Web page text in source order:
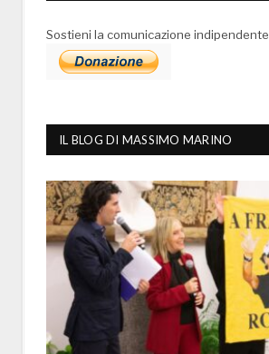
Sostieni la comunicazione indipendente
IL BLOG DI MASSIMO MARINO